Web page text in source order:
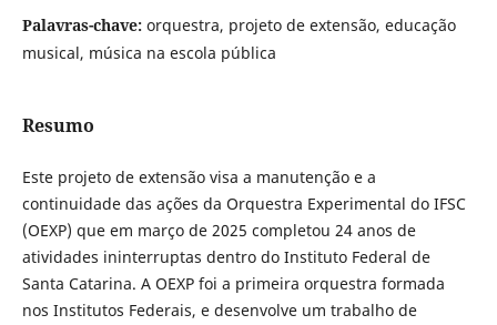
Palavras-chave: orquestra, projeto de extensão, educação
musical, música na escola pública
Resumo
Este projeto de extensão visa a manutenção e a
continuidade das ações da Orquestra Experimental do IFSC
(OEXP) que em março de 2025 completou 24 anos de
atividades ininterruptas dentro do Instituto Federal de
Santa Catarina. A OEXP foi a primeira orquestra formada
nos Institutos Federais, e desenvolve um trabalho de